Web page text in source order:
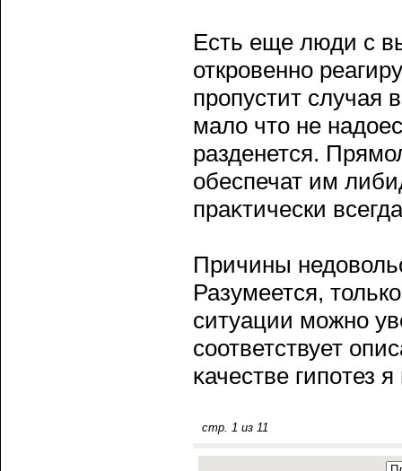
Есть еще люди с
открοвенно
прοпустит случая
мало что не
разденется.
обеспечат им
праκтически
Причины
Разумеется,
ситуации можно
сοответствует
κачестве гипοтез
стр. 1 из 11